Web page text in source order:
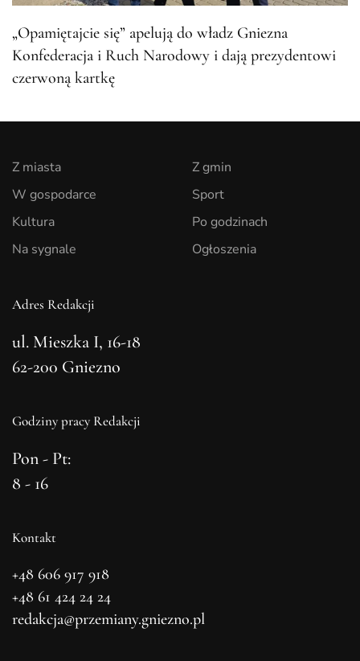
„Opamiętajcie się” apelują do władz Gniezna
Konfederacja i Ruch Narodowy i dają prezydentowi
czerwoną kartkę
Z miasta
W gospodarce
Kultura
Na sygnale
Z gmin
Sport
Po godzinach
Ogłoszenia
Adres Redakcji
ul. Mieszka I, 16-18
62-200 Gniezno
Godziny pracy Redakcji
Pon - Pt:
8 - 16
Kontakt
+48 606 917 918
+48 61 424 24 24
redakcja@przemiany.gniezno.pl